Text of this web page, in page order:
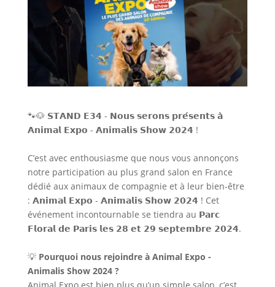
🐾🐶 𝗦𝗧𝗔𝗡𝗗 𝗘𝟯𝟰 - 𝗡𝗼𝘂𝘀 𝘀𝗲𝗿𝗼𝗻𝘀 𝗽𝗿𝗲́𝘀𝗲𝗻𝘁𝘀 𝗮̀
𝗔𝗻𝗶𝗺𝗮𝗹 𝗘𝘅𝗽𝗼 - 𝗔𝗻𝗶𝗺𝗮𝗹𝗶𝘀 𝗦𝗵𝗼𝘄 𝟮𝟬𝟮𝟰 !
C’est avec enthousiasme que nous vous annonçons
notre participation au plus grand salon en France
dédié aux animaux de compagnie et à leur bien-être
: 𝗔𝗻𝗶𝗺𝗮𝗹 𝗘𝘅𝗽𝗼 - 𝗔𝗻𝗶𝗺𝗮𝗹𝗶𝘀 𝗦𝗵𝗼𝘄 𝟮𝟬𝟮𝟰 ! Cet
événement incontournable se tiendra au 𝗣𝗮𝗿𝗰
𝗙𝗹𝗼𝗿𝗮𝗹 𝗱𝗲 𝗣𝗮𝗿𝗶𝘀 𝗹𝗲𝘀 𝟮𝟴 𝗲𝘁 𝟮𝟵 𝘀𝗲𝗽𝘁𝗲𝗺𝗯𝗿𝗲 𝟮𝟬𝟮𝟰.
💡 Pourquoi nous rejoindre à Animal Expo -
Animalis Show 2024 ?